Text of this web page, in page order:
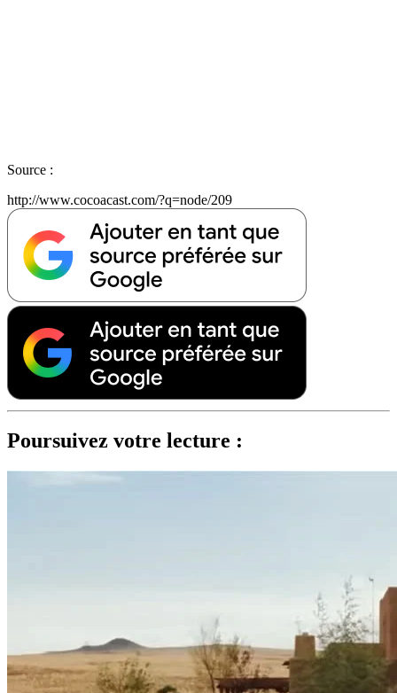
Source :
http://www.cocoacast.com/?q=node/209
Poursuivez votre lecture :